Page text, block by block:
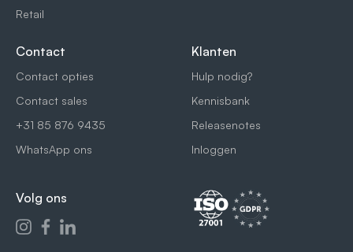
Retail
Contact
Contact opties
Contact sales
+31 85 876 9435
WhatsApp ons
Volg ons
Klanten
Hulp nodig?
Kennisbank
Releasenotes
Inloggen